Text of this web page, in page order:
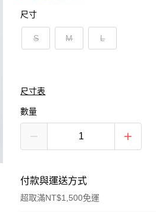
尺寸
S M L
尺寸表
數量
付款與運送方式
超取滿NT$1,500免運